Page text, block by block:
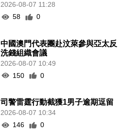
2026-08-07 11:28
58
0
中國澳門代表團赴汶萊參與亞太反
洗錢組織會議
2026-08-07 10:49
150
0
司警雷霆行動截獲1男子逾期逗留
2026-08-07 10:34
146
0